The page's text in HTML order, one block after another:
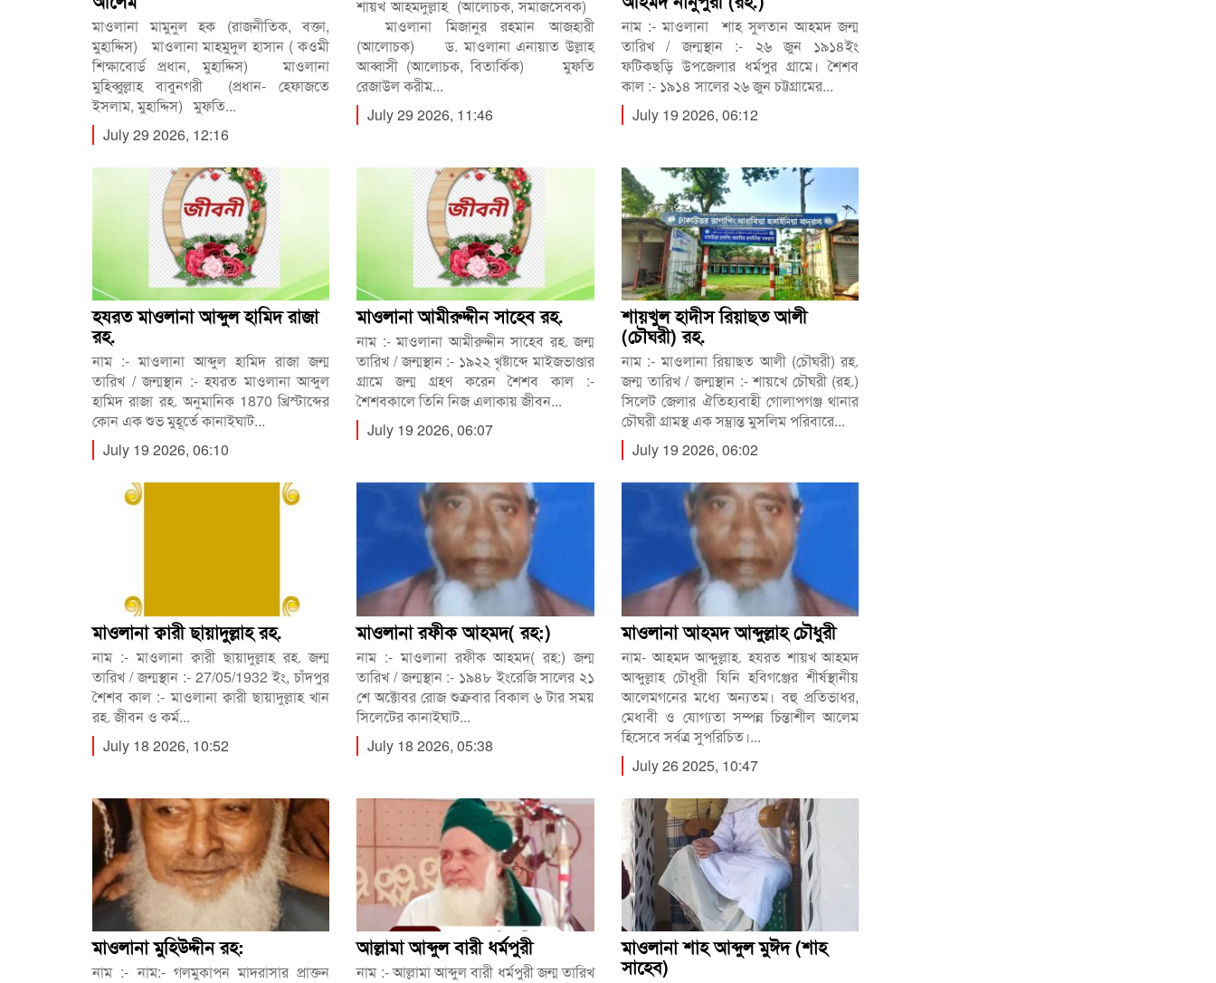
মাওলানা মামুনুল হক (রাজনীতিক, বক্তা,
মুহাদ্দিস) মাওলানা মাহমুদুল হাসান ( কওমী
শিক্ষাবোর্ড প্রধান, মুহাদ্দিস) মাওলানা
মুহিব্বুল্লাহ বাবুনগরী (প্রধান- হেফাজতে
ইসলাম, মুহাদ্দিস) মুফতি...
July 29 2026, 12:16
শায়খ আহমদুল্লাহ (আলোচক, সমাজসেবক)
মাওলানা মিজানুর রহমান আজহারী
(আলোচক) ড. মাওলানা এনায়াত উল্লাহ
আব্বাসী (আলোচক, বিতার্কিক) মুফতি
রেজাউল করীম...
July 29 2026, 11:46
নাম :- মাওলানা শাহ সুলতান আহমদ জন্ম
তারিখ / জন্মস্থান :- ২৬ জুন ১৯১৪ইং
ফটিকছড়ি উপজেলার ধর্মপুর গ্রামে। শৈশব
কাল :- ১৯১৪ সালের ২৬ জুন চট্টগ্রামের...
July 19 2026, 06:12
হযরত মাওলানা আব্দুল হামিদ রাজা
রহ.
নাম :- মাওলানা আব্দুল হামিদ রাজা জন্ম
তারিখ / জন্মস্থান :- হযরত মাওলানা আব্দুল
হামিদ রাজা রহ. অনুমানিক 1870 খ্রিস্টাব্দের
কোন এক শুভ মুহূর্তে কানাইঘাট...
July 19 2026, 06:10
মাওলানা আমীরুদ্দীন সাহেব রহ.
নাম :- মাওলানা আমীরুদ্দীন সাহেব রহ. জন্ম
তারিখ / জন্মস্থান :- ১৯২২ খৃষ্টাব্দে মাইজভাণ্ডার
গ্রামে জন্ম গ্রহণ করেন শৈশব কাল :-
শৈশবকালে তিনি নিজ এলাকায় জীবন...
July 19 2026, 06:07
শায়খুল হাদীস রিয়াছত আলী
(চৌঘরী) রহ.
নাম :- মাওলানা রিয়াছত আলী (চৌঘরী) রহ.
জন্ম তারিখ / জন্মস্থান :- শায়খে চৌঘরী (রহ.)
সিলেট জেলার ঐতিহ্যবাহী গোলাপগঞ্জ থানার
চৌঘরী গ্রামস্থ এক সম্ভ্রান্ত মুসলিম পরিবারে...
July 19 2026, 06:02
মাওলানা ক্বারী ছায়াদুল্লাহ রহ.
নাম :- মাওলানা ক্বারী ছায়াদুল্লাহ রহ. জন্ম
তারিখ / জন্মস্থান :- 27/05/1932 ইং, চাঁদপুর
শৈশব কাল :- মাওলানা ক্বারী ছায়াদুল্লাহ খান
রহ. জীবন ও কর্ম...
July 18 2026, 10:52
মাওলানা রফীক আহমদ( রহ:)
নাম :- মাওলানা রফীক আহমদ( রহ:) জন্ম
তারিখ / জন্মস্থান :- ১৯৪৮ ইংরেজি সালের ২১
শে অক্টোবর রোজ শুক্রবার বিকাল ৬ টার সময়
সিলেটের কানাইঘাট...
July 18 2026, 05:38
মাওলানা আহমদ আব্দুল্লাহ চৌধুরী
নাম- আহমদ আব্দুল্লাহ. হযরত শায়খ আহমদ
আব্দুল্লাহ চৌধূরী যিনি হবিগঞ্জের শীর্ষস্থানীয়
আলেমগনের মধ্যে অন্যতম। বহু প্রতিভাধর,
মেধাবী ও যোগ্যতা সম্পন্ন চিন্তাশীল আলেম
হিসেবে সর্বত্র সুপরিচিত।...
July 26 2025, 10:47
মাওলানা মুহিউদ্দীন রহ:
নাম :- নাম:- গলমুকাপন মাদরাসার প্রাক্তন
আল্লামা আব্দুল বারী ধর্মপুরী
নাম :- আল্লামা আব্দুল বারী ধর্মপুরী জন্ম তারিখ
মাওলানা শাহ আব্দুল মুঈদ (শাহ
সাহেব)